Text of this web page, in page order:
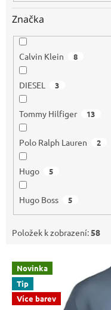
Značka
Calvin Klein 8
DIESEL 3
Tommy Hilfiger 13
Polo Ralph Lauren 2
Hugo 5
Hugo Boss 5
Položek k zobrazení:58
V
p
Novinka
Tip
Více barev